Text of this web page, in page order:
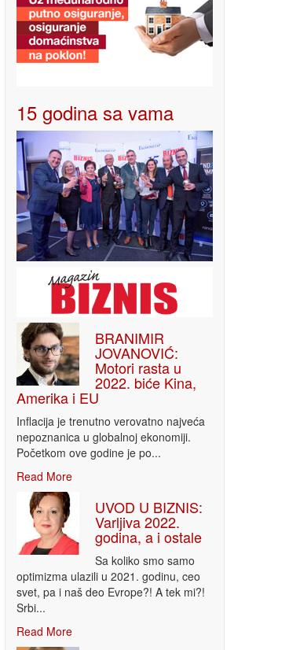
15 godina sa vama
BRANIMIR
JOVANOVIĆ:
Motori rasta u
2022. biće Kina,
Amerika i EU
Inflacija je trenutno verovatno najveća
nepoznanica u globalnoj ekonomiji.
Početkom ove godine je po...
Read More
UVOD U BIZNIS:
Varljiva 2022.
godina, a i ostale
Sa koliko smo samo
optimizma ulazili u 2021. godinu, ceo
svet, pa i naš deo Evrope?! A tek mi?!
Srbi...
Read More